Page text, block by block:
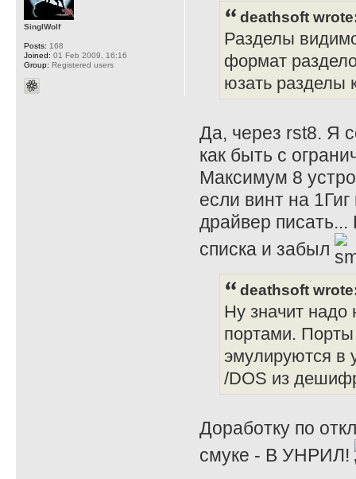
deathsoft
Разделы
формат
юзать разделы
Да, через rst8. Я
как быть с
Максимум 8
если винт на
драйвер
списка и забыл
deathsoft
Ну значит
портами.
эмулируются в
/DOS из
Доработку по
смуке - В УНРИЛ!
SinglWolf
Posts: 168
Joined: 01 Feb 2009, 16:16
Group: Registered users